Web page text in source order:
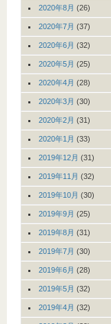
2020年8月 (26)
2020年7月 (37)
2020年6月 (32)
2020年5月 (25)
2020年4月 (28)
2020年3月 (30)
2020年2月 (31)
2020年1月 (33)
2019年12月 (31)
2019年11月 (32)
2019年10月 (30)
2019年9月 (25)
2019年8月 (31)
2019年7月 (30)
2019年6月 (28)
2019年5月 (32)
2019年4月 (32)